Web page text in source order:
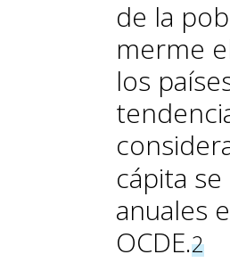
de la
merme
los
cápita
anuales
OCDE.2